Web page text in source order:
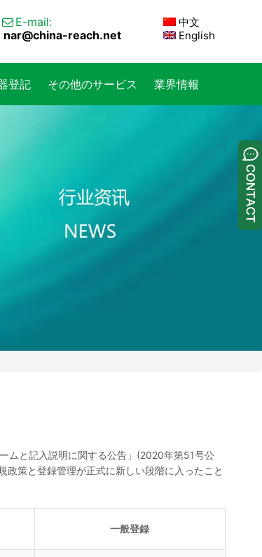
 E-mail:
nar@china-reach.net
中文
English
登記 その他のサービス 業界情報
ムと記入説明に関する公告」(2020年第51号公
策と登録管理が正式に新しい段階に入ったこと
一般登録